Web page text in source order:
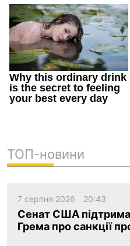
ТОП-новини
7 серпня 2026 20:43
Сенат США
Грема про санкції